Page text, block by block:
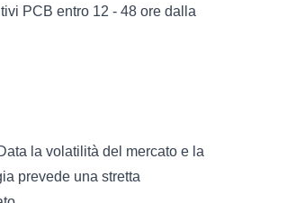
PCB entro 12 - 48 ore dalla
la volatilità del mercato e la
prevede una stretta